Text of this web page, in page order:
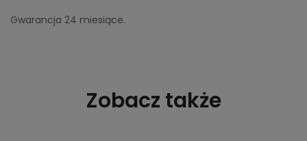
Gwarancja 24 miesiące.
Zobacz także